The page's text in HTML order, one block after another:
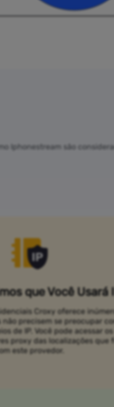
Iphonestream são
que Você Usará
Croxy oferece
precisem se preocupar
de IP. Você pode acessar
proxy das localizações que
este provedor.